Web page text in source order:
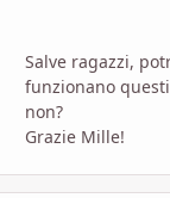
Salve ragazzi,
funzionano
non?
Grazie Mille!